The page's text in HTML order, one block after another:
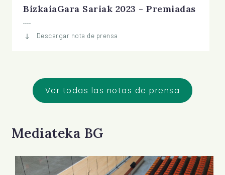
BizkaiaGara Sariak 2023 - Premiadas
Descargar nota de prensa
Ver todas las notas de prensa
Mediateka BG